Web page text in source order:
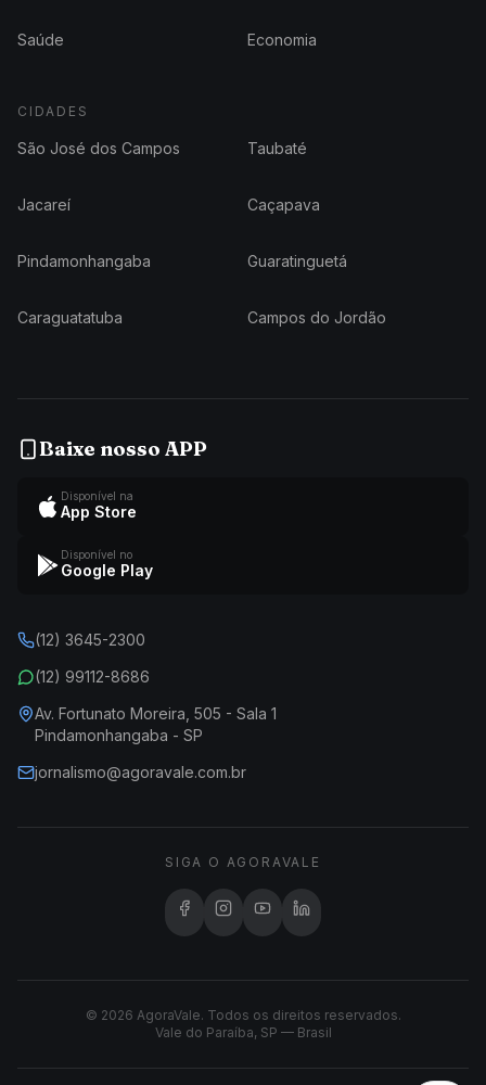
Saúde Economia
CIDADES
São José dos Campos Taubaté
Jacareí Caçapava
Pindamonhangaba Guaratinguetá
Caraguatatuba Campos do Jordão
Baixe nosso APP
Disponível na
App Store
Disponível no
Google Play
(12) 3645-2300
(12) 99112-8686
Av. Fortunato Moreira, 505 - Sala 1
Pindamonhangaba - SP
jornalismo@agoravale.com.br
SIGA O AGORAVALE
© 2026 AgoraVale. Todos os direitos reservados.
Vale do Paraíba, SP — Brasil